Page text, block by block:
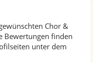
Chor &
Bewertungen finden
unter dem